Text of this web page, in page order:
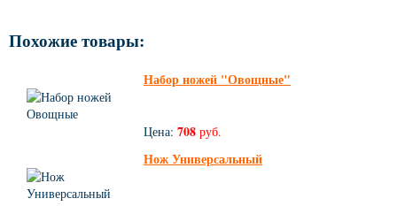
Похожие товары:
Набор ножей "Овощные"
Цена: 708 руб.
Нож Универсальный